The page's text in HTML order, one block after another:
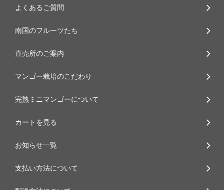
よくあるご質問
南国のフルーツたち
直売所のご案内
マンゴー栽培のこだわり
完熟ミニマンゴーについて
カートを見る
お知らせ一覧
支払い方法について